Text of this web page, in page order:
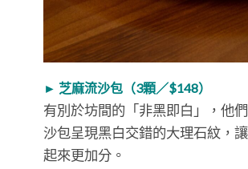
► 芝麻流沙包（3顆／$148）
有別於坊間的「非黑即白」，他
沙包呈現黑白交錯的大理石紋，
起來更加分。